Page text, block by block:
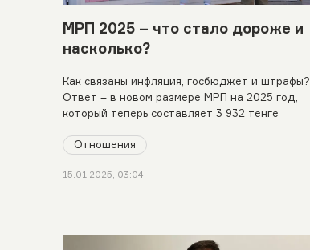
МРП 2025 – что стало дороже и
насколько?
Как связаны инфляция, госбюджет и штрафы?
Ответ – в новом размере МРП на 2025 год,
который теперь составляет 3 932 тенге
Отношения
15.01.2025, 03:04